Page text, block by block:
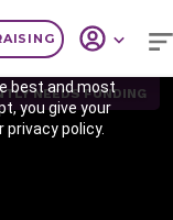
best and most
you give your
policy.
NEEDS FUNDING